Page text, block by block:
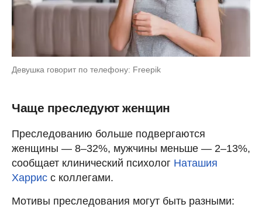
Девушка говорит по телефону: Freepik
Чаще преследуют женщин
Преследованию больше подвергаются
женщины — 8–32%, мужчины меньше — 2–13%,
сообщает клинический психолог Наташия
Харрис с коллегами.
Мотивы преследования могут быть разными: